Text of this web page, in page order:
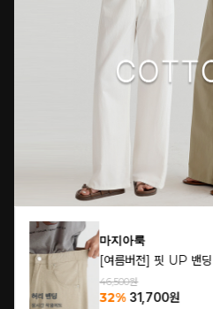
마지아룩
[여름버전] 핏 UP 밴
46,500원
32% 31,700원